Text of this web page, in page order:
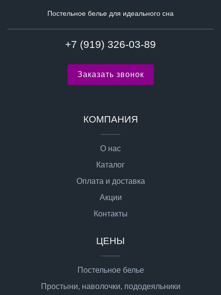
Постельное белье для идеального сна
+7 (919) 326-03-89
Заказать звонок
КОМПАНИЯ
О нас
Каталог
Оплата и доставка
Акции
Контакты
ЦЕНЫ
Постельное белье
Простыни, наволочки, пододеяльники